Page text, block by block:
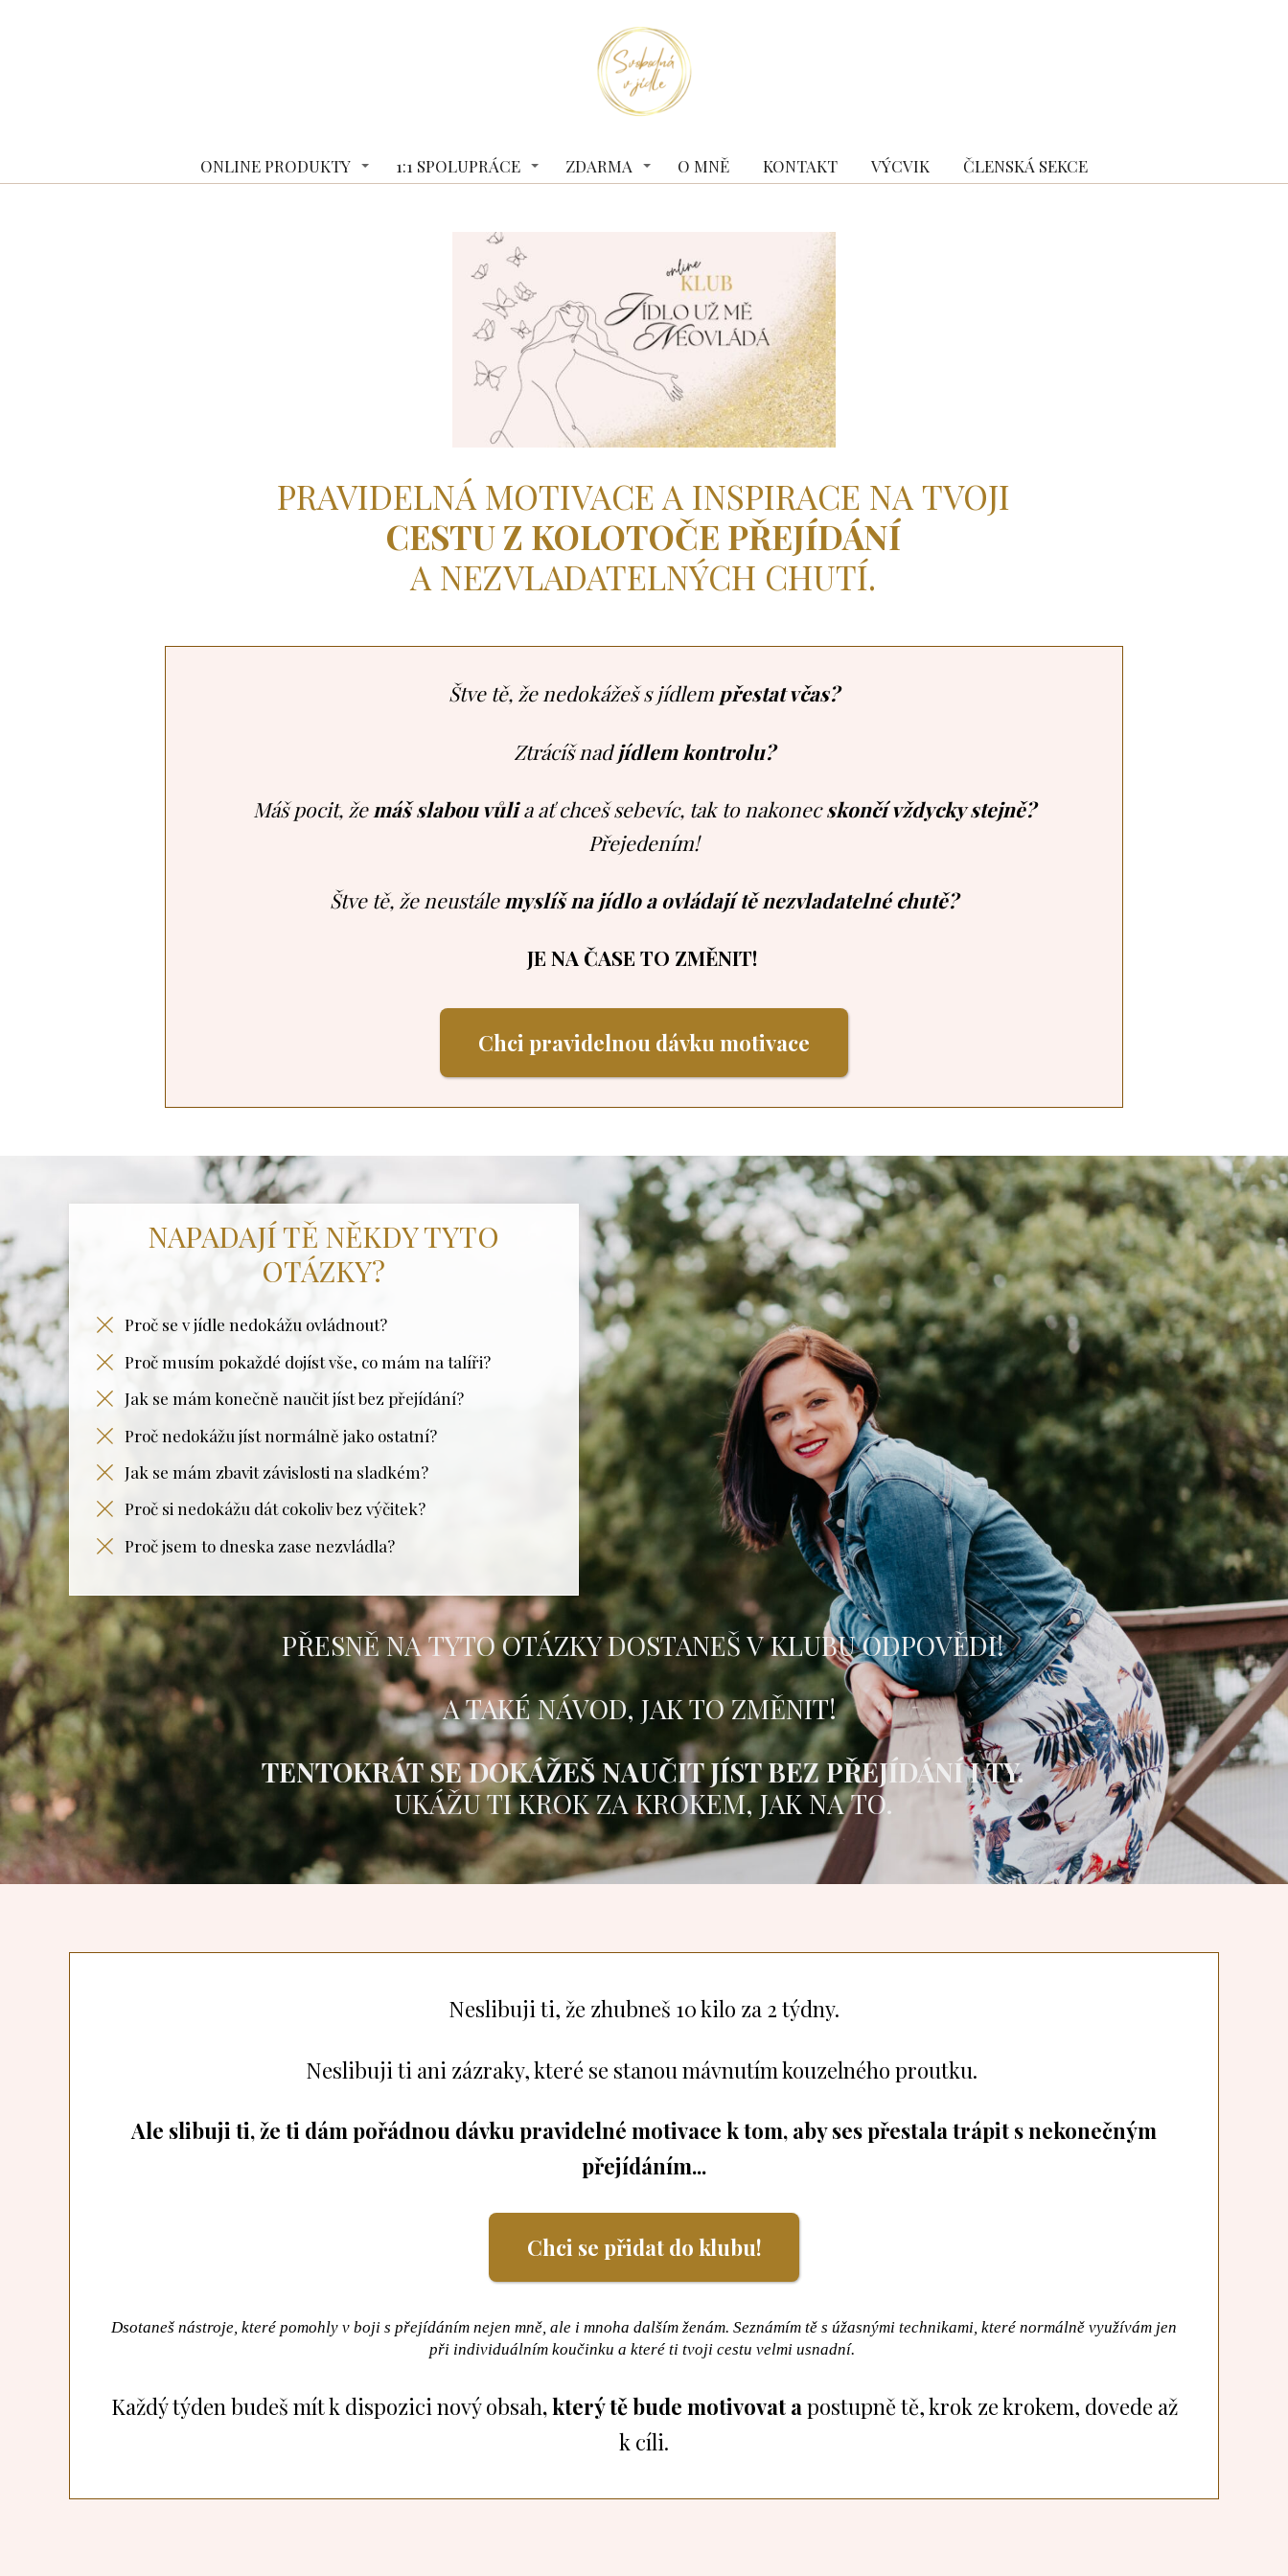
ONLINE PRODUKTY 1:1 SPOLUPRÁCE ZDARMA O MNĚ KONTAKT VÝCVIK ČLENSKÁ SEKCE
PRAVIDELNÁ MOTIVACE A INSPIRACE NA TVOJI
CESTU Z KOLOTOČE PŘEJÍDÁNÍ
A NEZVLADATELNÝCH CHUTÍ.
Štve tě, že nedokážeš s jídlem přestat včas?
Ztrácíš nadjídlem kontrolu?
Máš pocit, že máš slabou vůlia ať chceš sebevíc, tak to nakonecskončí vždycky stejně?
Přejedením!
Štve tě, že neustále myslíš na jídlo a ovládají tě nezvladatelné chutě?
JE NA ČASE TO ZMĚNIT!
Chci pravidelnou dávku motivace
NAPADAJÍ TĚ NĚKDY TYTO
OTÁZKY?
Proč se v jídle nedokážu ovládnout?
Proč musím pokaždé dojíst vše, co mám na talíři?
Jak se mám konečně naučit jíst bez přejídání?
Proč nedokážu jíst normálně jako ostatní?
Jak se mám zbavit závislosti na sladkém?
Proč si nedokážu dát cokoliv bez výčitek?
Proč jsem to dneska zase nezvládla?
PŘESNĚ NA TYTO OTÁZKY DOSTANEŠ V KLUBU ODPOVĚDI!
A TAKÉ NÁVOD, JAK TO ZMĚNIT!
TENTOKRÁT SE DOKÁŽEŠ NAUČIT JÍST BEZ PŘEJÍDÁNÍ I TY.
UKÁŽU TI KROK ZA KROKEM, JAK NA TO.
Neslibuji ti, že zhubneš 10 kilo za 2 týdny.
Neslibuji ti ani zázraky, které se stanou mávnutím kouzelného proutku.
Ale slibuji ti, že ti dám pořádnou dávku pravidelné motivace k tom, aby ses přestala trápit s nekonečným
přejídáním...
Chci se přidat do klubu!
Dsotaneš nástroje, které pomohly v boji s přejídáním nejen mně, ale i mnoha dalším ženám. Seznámím tě s úžasnými technikami, které normálně využívám jen
při individuálním koučinku a které ti tvoji cestu velmi usnadní.
Každý týden budeš mít k dispozici nový obsah, který tě bude motivovat apostupně tě, krok ze krokem, dovede až
k cíli.